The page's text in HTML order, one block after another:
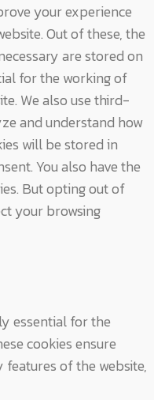
your experience
Out of these, the
are stored on
for the working of
We also use third-
and understand how
will be stored in
You also have the
But opting out of
your browsing
essential for the
cookies ensure
of the website,